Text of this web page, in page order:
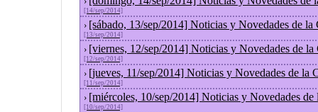
[14/sep/2014]
› [sábado, 13/sep/2014] Noticias y Novedades de la
[13/sep/2014]
› [viernes, 12/sep/2014] Noticias y Novedades de la
[12/sep/2014]
› [jueves, 11/sep/2014] Noticias y Novedades de la
[11/sep/2014]
› [miércoles, 10/sep/2014] Noticias y Novedades de
[10/sep/2014]